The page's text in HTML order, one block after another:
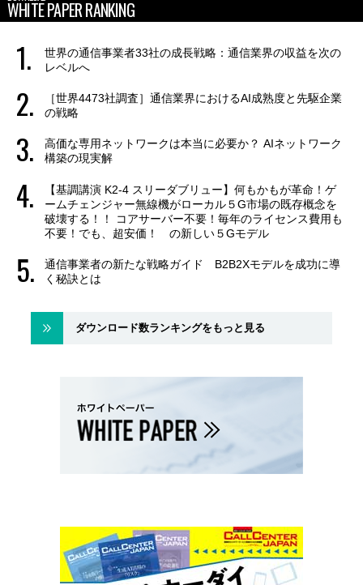
WHITE PAPER RANKING
世界の通信事業者33社の成長戦略：通信業界の収益を次の
レベルへ
［世界4473社調査］通信業界におけるAI成熟度と先駆企業
の戦略
高価な専用ネットワークは本当に必要か？ AIネットワーク
構築の現実解
【基調講演 K2-4 スリーダブリュー】何もかもが革命！ゲ
ームチェンジャー無線機がローカル５G市場の既存概念を
破壊する！！ コアサーバー不要！毎年のライセンス費用も
不要！でも、超安価！ の新しい５Gモデル
通信事業者の新たな戦略ガイド B2B2Xモデルを成功に導
く秘訣とは
ダウンロード数ランキングをもっと見る